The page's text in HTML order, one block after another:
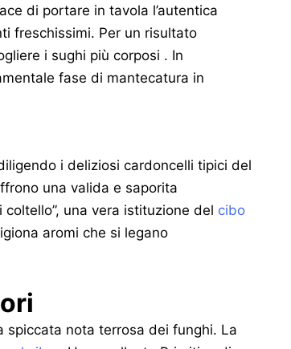
di portare in tavola l’autentica
freschissimi. Per un risultato
i sughi più corposi . In
fase di mantecatura in
i deliziosi cardoncelli tipici del
una valida e saporita
una vera istituzione del cibo
aromi che si legano
spiccata nota terrosa dei funghi. La